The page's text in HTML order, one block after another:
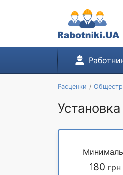
Расценки
180